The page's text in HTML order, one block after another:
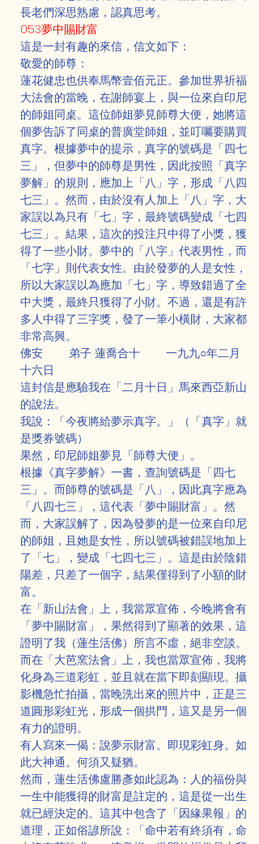
長老們深思熟慮，認真思考。
053夢中賜財富
這是一封有趣的來信，信文如下：
敬愛的師尊：
蓮花健忠也供奉馬幣壹佰元正。參加世界祈福
大法會的當晚，在謝師宴上，與一位來自印尼
的師姐同桌。這位師姐夢見師尊大便，她將這
個夢告訴了同桌的普廣堂師姐，並叮囑要購買
真字。根據夢中的提示，真字的號碼是「四七
三」，但夢中的師尊是男性，因此按照「真字
夢解」的規則，應加上「八」字，形成「八四
七三」。然而，由於沒有人加上「八」字，大
家誤以為只有「七」字，最終號碼變成「七四
七三」。結果，這次的投注只中得了小獎，獲
得了一些小財。夢中的「八字」代表男性，而
「七字」則代表女性。由於發夢的人是女性，
所以大家誤以為應加「七」字，導致錯過了全
中大獎，最終只獲得了小財。不過，還是有許
多人中得了三字獎，發了一筆小橫財，大家都
非常高興。
佛安        弟子 蓮喬合十        一九九○年二月
十六日
這封信是應驗我在「二月十日」馬來西亞新山
的說法。
我說：「今夜將給夢示真字。」（「真字」就
是獎券號碼）
果然，印尼師姐夢見「師尊大便」。
根據《真字夢解》一書，查詢號碼是「四七
三」。而師尊的號碼是「八」，因此真字應為
「八四七三」，這代表「夢中賜財富」。然
而，大家誤解了，因為發夢的是一位來自印尼
的師姐，且她是女性，所以號碼被錯誤地加上
了「七」，變成「七四七三」。這是由於陰錯
陽差，只差了一個字，結果僅得到了小額的財
富。
在「新山法會」上，我當眾宣佈，今晚將會有
「夢中賜財富」，果然得到了顯著的效果，這
證明了我（蓮生活佛）所言不虛，絕非空談。
而在「大芭窯法會」上，我也當眾宣佈，我將
化身為三道彩虹，並且就在當下即刻顯現。攝
影機急忙拍攝，當晚洗出來的照片中，正是三
道圓形彩虹光，形成一個拱門，這又是另一個
有力的證明。
有人寫來一偈：說夢示財富。即現彩虹身。如
此大神通。何須又疑猶。
然而，蓮生活佛盧勝彥如此認為：人的福份與
一生中能獲得的財富是註定的，這是從一出生
就已經決定的。這其中包含了「因緣果報」的
道理，正如俗諺所說：「命中若有終須有，命